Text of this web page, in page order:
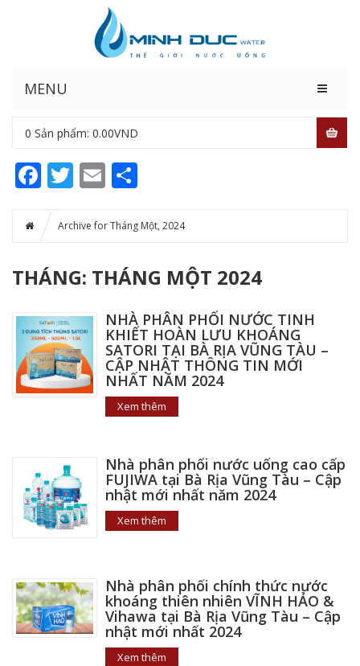
MENU
0 Sản phẩm: 0.00VND
Facebook
Twitter
Email
Archive for Tháng Một, 2024
THÁNG: THÁNG MỘT 2024
NHÀ PHÂN PHỐI NƯỚC TINH
KHIẾT HOÀN LƯU KHOÁNG
SATORI TẠI BÀ RỊA VŨNG TÀU –
CẬP NHẬT THÔNG TIN MỚI
NHẤT NĂM 2024
Xem thêm
Nhà phân phối nước uống cao cấp
FUJIWA tại Bà Rịa Vũng Tàu – Cập
nhật mới nhất năm 2024
Xem thêm
Nhà phân phối chính thức nước
khoáng thiên nhiên VĨNH HẢO &
Vihawa tại Bà Rịa Vũng Tàu – Cập
nhật mới nhất 2024
Xem thêm